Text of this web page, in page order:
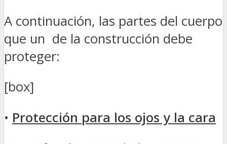
A continuación, las partes del cuerpo
que un de la construcción debe
proteger:
[box]
• Protección para los ojos y la cara